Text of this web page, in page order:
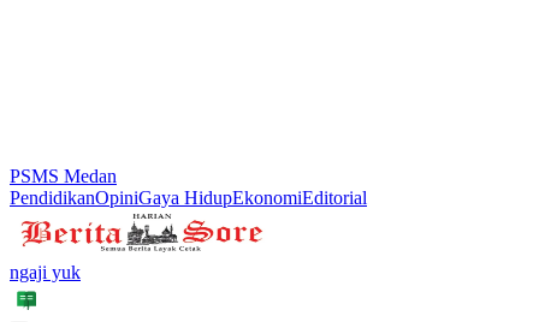
PSMS Medan
PendidikanOpiniGaya HidupEkonomiEditorial
ngaji yuk